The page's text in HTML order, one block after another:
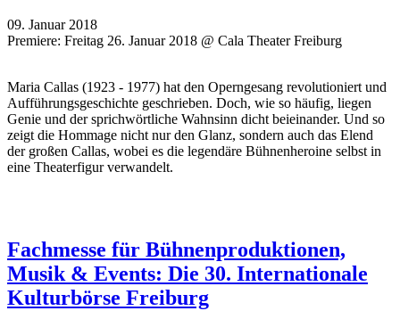
09. Januar 2018
Premiere: Freitag 26. Januar 2018 @ Cala Theater Freiburg
Maria Callas (1923 - 1977) hat den Operngesang revolutioniert und
Aufführungsgeschichte geschrieben. Doch, wie so häufig, liegen
Genie und der sprichwörtliche Wahnsinn dicht beieinander. Und so
zeigt die Hommage nicht nur den Glanz, sondern auch das Elend
der großen Callas, wobei es die legendäre Bühnenheroine selbst in
eine Theaterfigur verwandelt.
Fachmesse für Bühnenproduktionen,
Musik & Events: Die 30. Internationale
Kulturbörse Freiburg